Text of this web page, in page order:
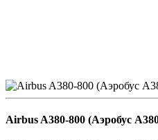
Airbus A380-800 (Аэробус